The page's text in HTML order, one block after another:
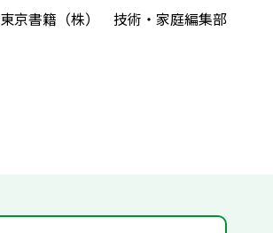
東京書籍（株） 技術・家庭編集部